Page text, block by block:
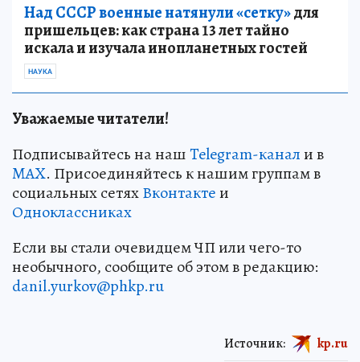
Над СССР военные натянули «сетку»для
пришельцев: как страна 13 лет тайно
искала и изучала инопланетных гостей
НАУКА
Уважаемые читатели!
Подписывайтесь на нашTelegram-канали в
MAX. Присоединяйтесь к нашим группам в
социальных сетяхВконтактеи
Одноклассниках
Если вы стали очевидцем ЧП или чего-то
необычного, сообщите об этом в редакцию:
danil.yurkov@phkp.ru
Источник: kp.ru